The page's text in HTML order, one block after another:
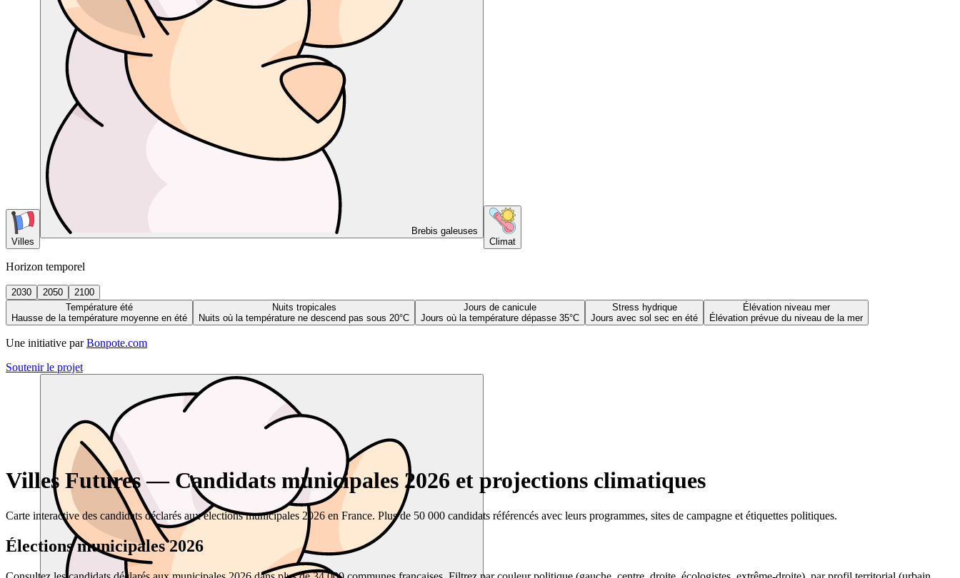
Villes
Brebis galeuses
Climat
Horizon temporel
2030 2050
2100
Température été
Hausse de la température moyenne en été
Nuits tropicales
Nuits où la température ne descend pas sous 20°C
Jours de canicule
Jours où la température dépasse 35°C
Stress hydrique
Jours avec sol sec en été
Élévation niveau mer
Élévation prévue du niveau de la mer
Une initiative par Bonpote.com
Soutenir le projet
Villes Futures — Candidats municipales 2026 et projections climatiques
Carte interactive des candidats déclarés aux élections municipales 2026 en France. Plus de 50 000 candidats référencés avec leurs programmes, sites de campagne et étiquettes politiques.
Élections municipales 2026